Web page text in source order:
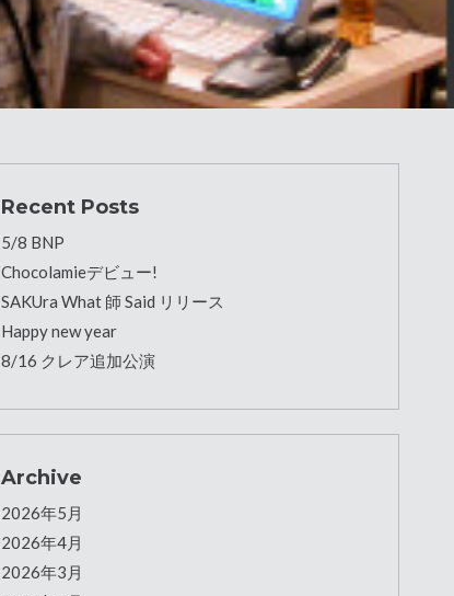
Recent Posts
5/8 BNP
Chocolamieデビュー!
SAKUra What 師 Said リリース
Happy new year
8/16 クレア追加公演
Archive
2026年5月
2026年4月
2026年3月